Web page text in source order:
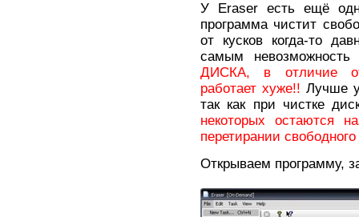
У Eraser есть ещё
программа чистит
от кусков когда-то
самым невозможность
ДИСКА, в отличие
работает хуже!! Лучше
так как при чистке
некоторых остаются
перетирании
Открываем программу,